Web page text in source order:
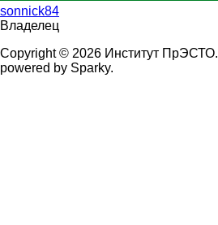
sonnick84
Владелец
Copyright © 2026 Институт ПрЭСТО.
powered by Sparky.